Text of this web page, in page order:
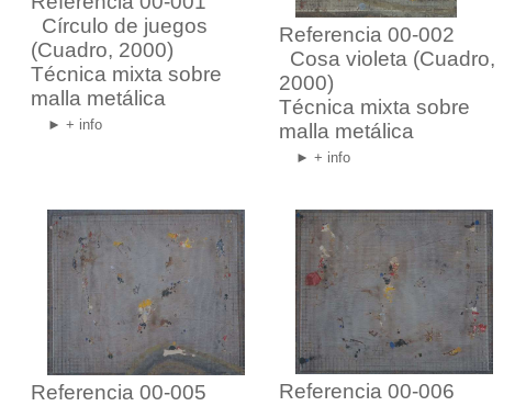
Círculo de juegos
(Cuadro, 2000)
Técnica mixta sobre
malla metálica
► + info
Referencia 00-002
Cosa violeta (Cuadro,
2000)
Técnica mixta sobre
malla metálica
► + info
Referencia 00-005
Referencia 00-006